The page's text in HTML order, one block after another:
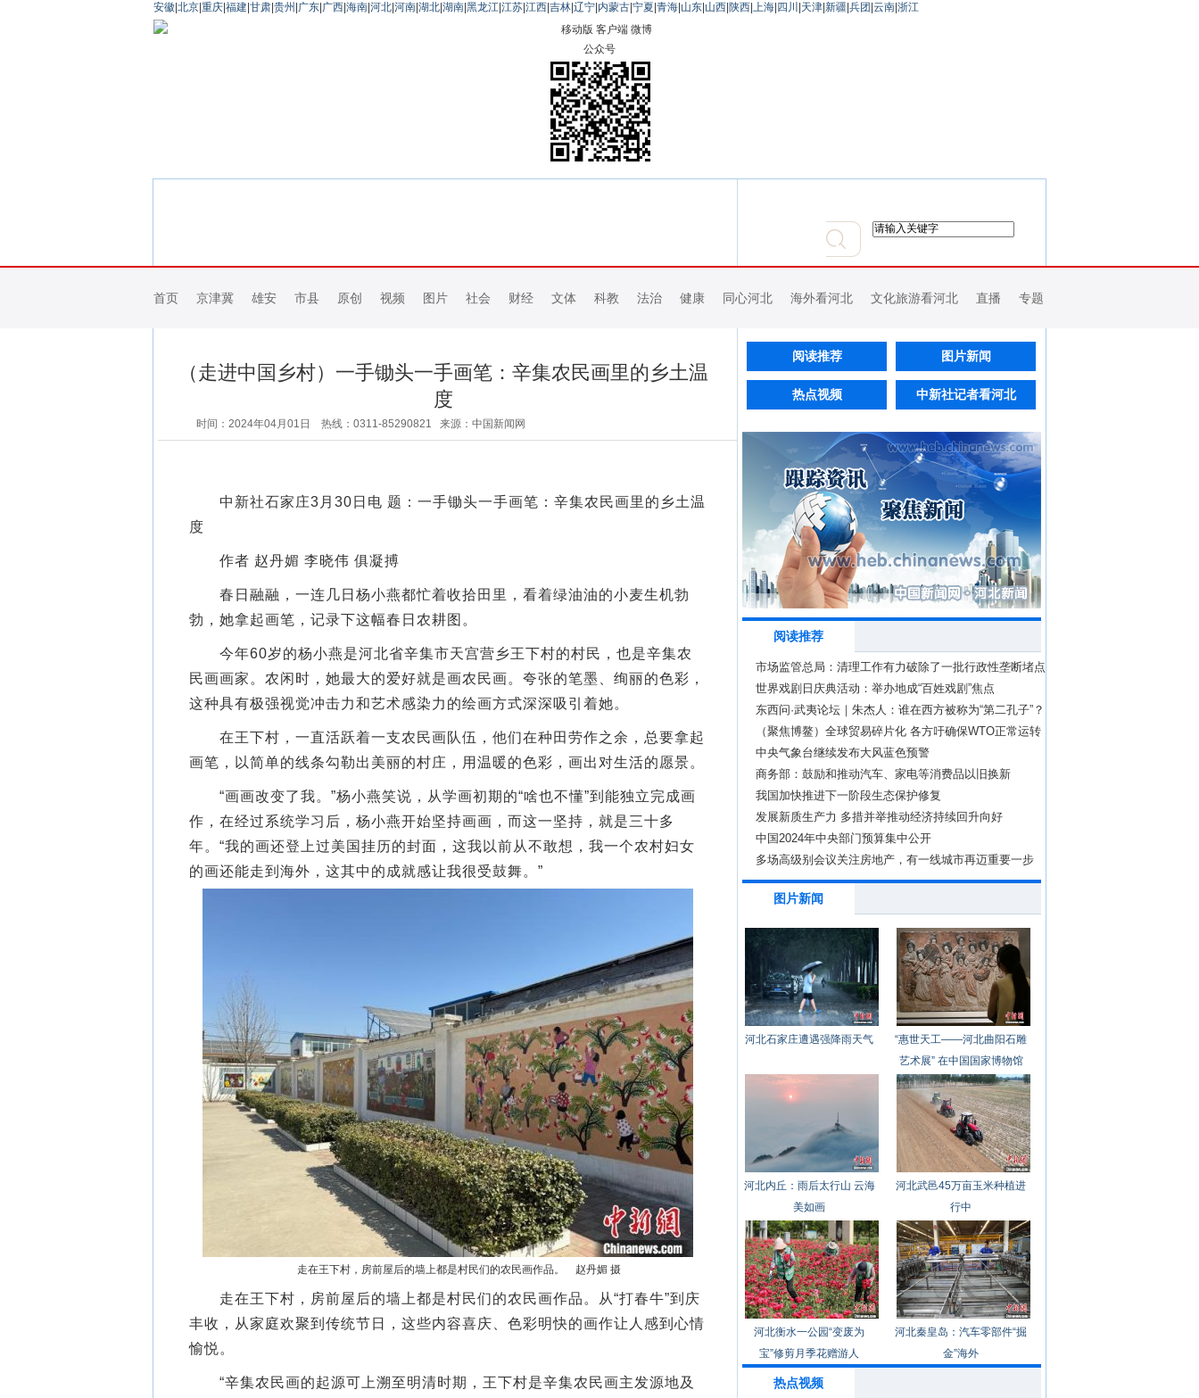
安徽 北京 重庆 福建 甘肃 贵州 广东 广西 海南 河北 河南 湖北 湖南 黑龙江 江苏 江西 吉林 辽宁 内蒙古 宁夏 青海 山东 山西 陕西 上海 四川 天津 新疆 兵团 云南 浙江
移动版 客户端 微博
公众号
首页 京津冀 雄安 市县 原创 视频 图片 社会 财经 文体 科教 法治 健康 同心河北 海外看河北 文化旅游看河北 直播 专题
（走进中国乡村）一手锄头一手画笔：辛集农民画里的乡土温
度
时间：2024年04月01日 热线：0311-85290821 来源：中国新闻网
中新社石家庄3月30日电 题：一手锄头一手画笔：辛集农民画里的乡土温
度
作者 赵丹媚 李晓伟 俱凝搏
春日融融，一连几日杨小燕都忙着收拾田里，看着绿油油的小麦生机勃
勃，她拿起画笔，记录下这幅春日农耕图。
今年60岁的杨小燕是河北省辛集市天宫营乡王下村的村民，也是辛集农
民画画家。农闲时，她最大的爱好就是画农民画。夸张的笔墨、绚丽的色彩，
这种具有极强视觉冲击力和艺术感染力的绘画方式深深吸引着她。
在王下村，一直活跃着一支农民画队伍，他们在种田劳作之余，总要拿起
画笔，以简单的线条勾勒出美丽的村庄，用温暖的色彩，画出对生活的愿景。
“画画改变了我。”杨小燕笑说，从学画初期的“啥也不懂”到能独立完成画
作，在经过系统学习后，杨小燕开始坚持画画，而这一坚持，就是三十多
年。“我的画还登上过美国挂历的封面，这我以前从不敢想，我一个农村妇女
的画还能走到海外，这其中的成就感让我很受鼓舞。”
走在王下村，房前屋后的墙上都是村民们的农民画作品。 赵丹媚 摄
走在王下村，房前屋后的墙上都是村民们的农民画作品。从“打春牛”到庆
丰收，从家庭欢聚到传统节日，这些内容喜庆、色彩明快的画作让人感到心情
愉悦。
“辛集农民画的起源可上溯至明清时期，王下村是辛集农民画主发源地及
阅读推荐 图片新闻
热点视频 中新社记者看河北
阅读推荐
市场监管总局：清理工作有力破除了一批行政性垄断堵点
世界戏剧日庆典活动：举办地成“百姓戏剧”焦点
东西问·武夷论坛｜朱杰人：谁在西方被称为“第二孔子”？
（聚焦博鳌）全球贸易碎片化 各方吁确保WTO正常运转
中央气象台继续发布大风蓝色预警
商务部：鼓励和推动汽车、家电等消费品以旧换新
我国加快推进下一阶段生态保护修复
发展新质生产力 多措并举推动经济持续回升向好
中国2024年中央部门预算集中公开
多场高级别会议关注房地产，有一线城市再迈重要一步
图片新闻
河北石家庄遭遇强降雨天气
“惠世天工——河北曲阳石雕
艺术展” 在中国国家博物馆
开幕
河北内丘：雨后太行山 云海
美如画
河北武邑45万亩玉米种植进
行中
河北衡水一公园“变废为
宝”修剪月季花赠游人
河北秦皇岛：汽车零部件“掘
金”海外
热点视频